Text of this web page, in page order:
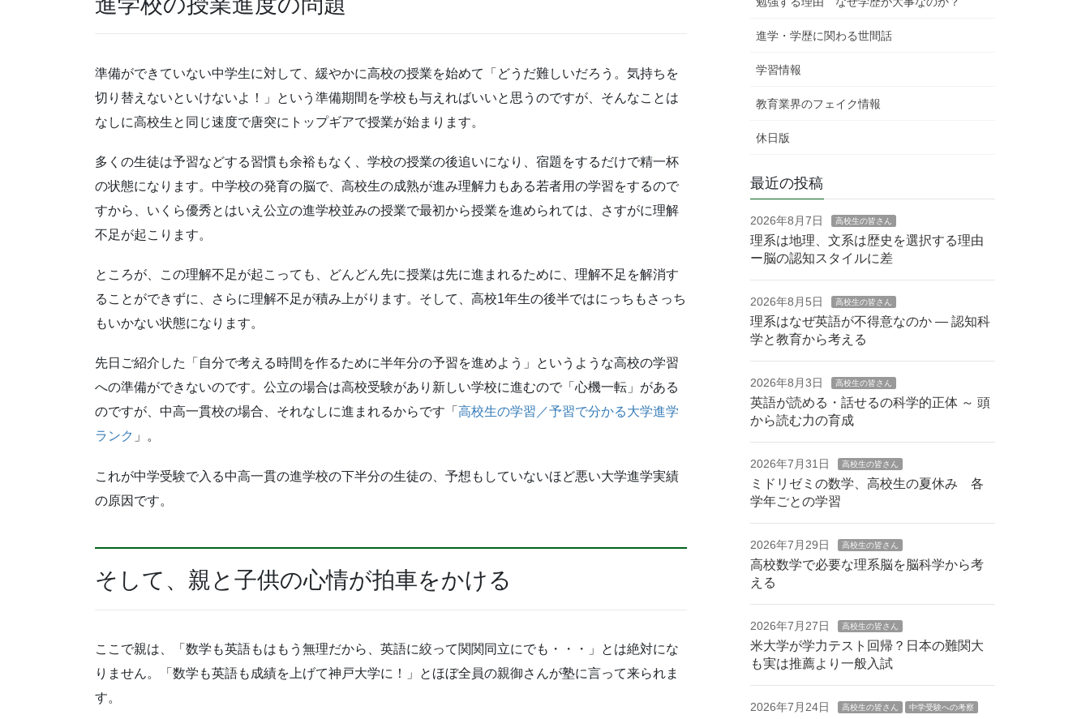
準備ができていない中学生に対して、緩やかに高校の授業を始めて「どうだ難しいだろう。気持ちを
切り替えないといけないよ！」という準備期間を学校も与えればいいと思うのですが、そんなことは
なしに高校生と同じ速度で唐突にトップギアで授業が始まります。
多くの生徒は予習などする習慣も余裕もなく、学校の授業の後追いになり、宿題をするだけで精一杯
の状態になります。中学校の発育の脳で、高校生の成熟が進み理解力もある若者用の学習をするので
すから、いくら優秀とはいえ公立の進学校並みの授業で最初から授業を進められては、さすがに理解
不足が起こります。
ところが、この理解不足が起こっても、どんどん先に授業は先に進まれるために、理解不足を解消す
ることができずに、さらに理解不足が積み上がります。そして、高校1年生の後半ではにっちもさっち
もいかない状態になります。
先日ご紹介した「自分で考える時間を作るために半年分の予習を進めよう」というような高校の学習
への準備ができないのです。公立の場合は高校受験があり新しい学校に進むので「心機一転」がある
のですが、中高一貫校の場合、それなしに進まれるからです「 高校生の学習／予習で分かる大学進学
ランク 」。
これが中学受験で入る中高一貫の進学校の下半分の生徒の、予想もしていないほど悪い大学進学実績
の原因です。
そして、親と子供の心情が拍車をかける
ここで親は、「数学も英語もはもう無理だから、英語に絞って関関同立にでも・・・」とは絶対にな
りません。「数学も英語も成績を上げて神戸大学に！」とほぼ全員の親御さんが塾に言って来られま
す。
進学・学歴に関わる世間話
学習情報
教育業界のフェイク情報
休日版
最近の投稿
2026年8月7日 高校生の皆さん
理系は地理、文系は歴史を選択する理由
ー脳の認知スタイルに差
2026年8月5日 高校生の皆さん
理系はなぜ英語が不得意なのか — 認知科
学と教育から考える
2026年8月3日 高校生の皆さん
英語が読める・話せるの科学的正体 ～ 頭
から読む力の育成
2026年7月31日 高校生の皆さん
ミドリゼミの数学、高校生の夏休み 各
学年ごとの学習
2026年7月29日 高校生の皆さん
高校数学で必要な理系脳を脳科学から考
える
2026年7月27日 高校生の皆さん
米大学が学力テスト回帰？日本の難関大
も実は推薦より一般入試
2026年7月24日 高校生の皆さん 中学受験への考察